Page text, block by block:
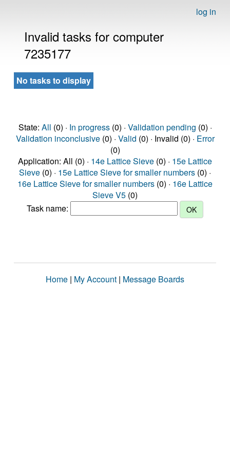
log in
Invalid tasks for computer
7235177
No tasks to display
State: All (0) · In progress(0) · Validation pending (0) ·
Validation inconclusive(0) · Valid (0) · Invalid (0) · Error
(0)
Application: All (0) · 14e Lattice Sieve (0) · 15e Lattice
Sieve (0) · 15e Lattice Sieve for smaller numbers (0) ·
16e Lattice Sieve for smaller numbers (0) · 16e Lattice
Sieve V5 (0)
Task name:
Home | My Account | Message Boards